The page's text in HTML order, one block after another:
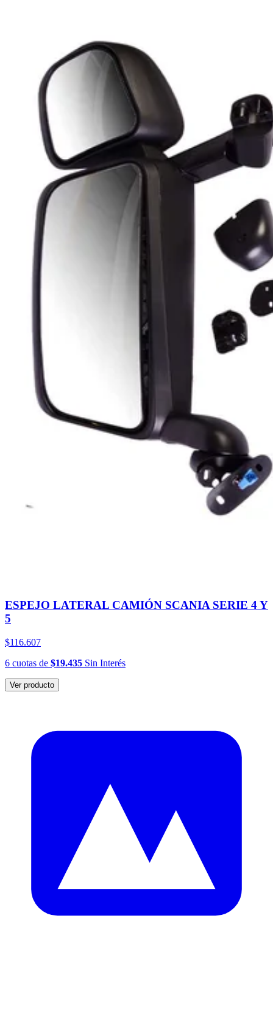
ESPEJO LATERAL CAMIÓN SCANIA SERIE 4 Y
5
$116.607
6 cuotas de $19.435 Sin Interés
Ver producto